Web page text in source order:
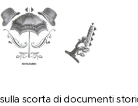
scorta di documenti